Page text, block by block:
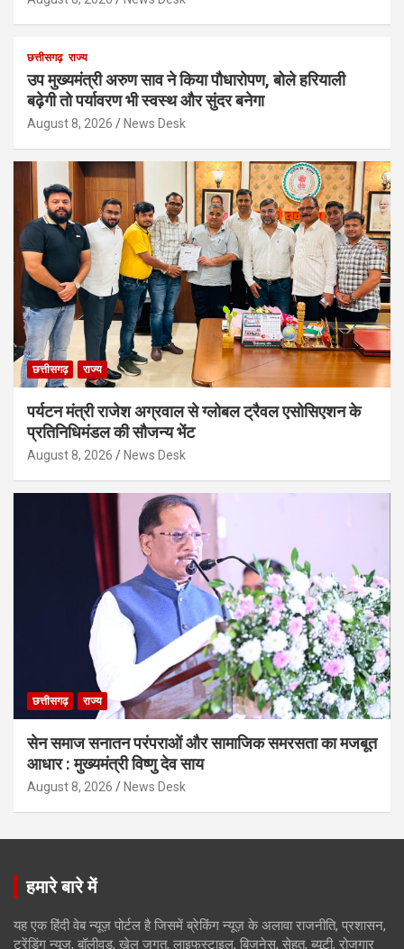
छत्तीसगढ़ राज्य
उप मुख्यमंत्री अरुण साव ने किया पौधारोपण, बोले हरियाली
बढ़ेगी तो पर्यावरण भी स्वस्थ और सुंदर बनेगा
August 8, 2026 News Desk
छत्तीसगढ़ राज्य
पर्यटन मंत्री राजेश अग्रवाल से ग्लोबल ट्रैवल एसोसिएशन के
प्रतिनिधिमंडल की सौजन्य भेंट
August 8, 2026 News Desk
छत्तीसगढ़ राज्य
सेन समाज सनातन परंपराओं और सामाजिक समरसता का मजबूत
आधार : मुख्यमंत्री विष्णु देव साय
August 8, 2026 News Desk
हमारे बारे में
यह एक हिंदी वेब न्यूज़ पोर्टल है जिसमें ब्रेकिंग न्यूज़ के अलावा राजनीति, प्रशासन,
ट्रेंडिंग न्यूज, बॉलीवुड, खेल जगत, लाइफस्टाइल, बिजनेस, सेहत, ब्यूटी, रोजगार